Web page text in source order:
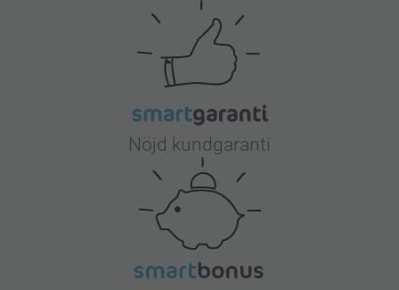
Nöjd kundgaranti